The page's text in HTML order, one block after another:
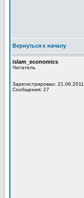
Вернуться к началу
islam_economics
Читатель
Зарегистрирован: 21.06.2011
Сообщения: 27